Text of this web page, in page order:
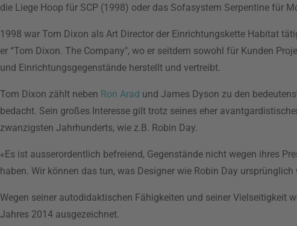
die Liege Hoop für SCP (1998) oder das Sofasystem Serpentine für
1998 war Tom Dixon als Art Director der Einrichtungskette Habitat
er “Tom Dixon. The Company", wo er seitdem sowohl für Kunden
und Einrichtungsgegenstände herstellt und vertreibt.
Tom Dixon zählt neben Ron Arad und James Dyson zu den
bedacht. Sein großes Interesse gilt trotz seines eher
zwanzigsten Jahrhunderts, wie z.B. Robin Day.
«Es ist ausserordentlich befreiend, Gegenstände nicht wegen ihres
haben. Wir können das tun, was Designer wie Robin Day
Wegen seiner autodidaktischen Fähigkeiten und seiner Vielseitigkeit
Jahres 2014 ausgezeichnet.